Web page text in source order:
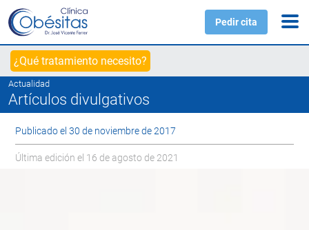
Pedir cita
¿Qué tratamiento necesito?
Actualidad
Artículos divulgativos
Publicado el 30 de noviembre de 2017
Última edición el 16 de agosto de 2021